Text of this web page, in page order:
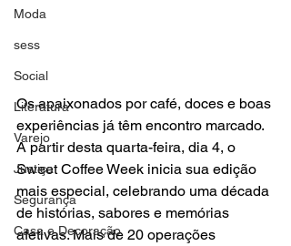
Moda
sess
Social
Literatura
Varejo
Justiça
Segurança
Casa e Decoração
Os apaixonados por café, doces e boas
experiências já têm encontro marcado.
A partir desta quarta-feira, dia 4, o
Sweet Coffee Week inicia sua edição
mais especial, celebrando uma década
de histórias, sabores e memórias
afetivas. Mais de 20 operações